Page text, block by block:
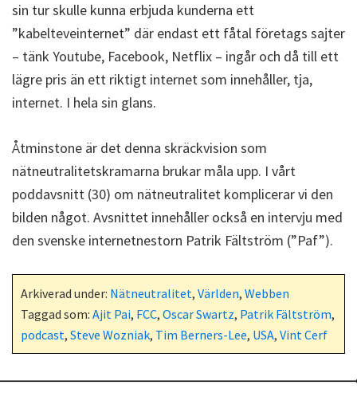
sin tur skulle kunna erbjuda kunderna ett
”kabelteveinternet” där endast ett fåtal företags sajter
– tänk Youtube, Facebook, Netflix – ingår och då till ett
lägre pris än ett riktigt internet som innehåller, tja,
internet. I hela sin glans.
Åtminstone är det denna skräckvision som
nätneutralitetskramarna brukar måla upp. I vårt
poddavsnitt (30) om nätneutralitet komplicerar vi den
bilden något. Avsnittet innehåller också en intervju med
den svenske internetnestorn Patrik Fältström (”Paf”).
Arkiverad under: Nätneutralitet, Världen, Webben
Taggad som: Ajit Pai, FCC, Oscar Swartz, Patrik Fältström,
podcast, Steve Wozniak, Tim Berners-Lee, USA, Vint Cerf